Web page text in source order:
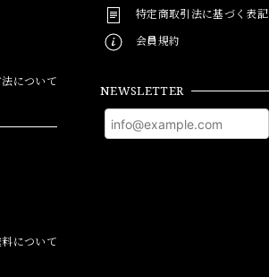
について
について
特定商取引法に基づく表記
会員規約
NEWSLETTER